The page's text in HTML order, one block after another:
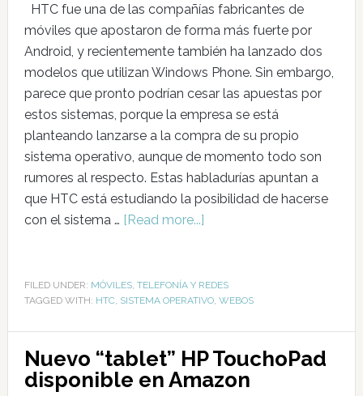
HTC fue una de las compañías fabricantes de
móviles que apostaron de forma más fuerte por
Android, y recientemente también ha lanzado dos
modelos que utilizan Windows Phone. Sin embargo,
parece que pronto podrían cesar las apuestas por
estos sistemas, porque la empresa se está
planteando lanzarse a la compra de su propio
sistema operativo, aunque de momento todo son
rumores al respecto. Estas habladurías apuntan a
que HTC está estudiando la posibilidad de hacerse
con el sistema … [Read more...]
FILED UNDER: MÓVILES, TELEFONÍA Y REDES
TAGGED WITH: HTC, SISTEMA OPERATIVO, WEBOS
Nuevo “tablet” HP TouchoPad
disponible en Amazon